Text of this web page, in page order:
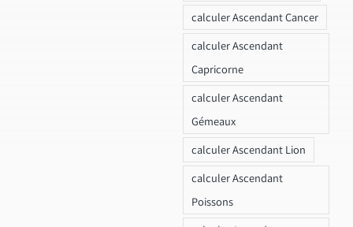
calculer Ascendant Cancer
calculer Ascendant
Capricorne
calculer Ascendant
Gémeaux
calculer Ascendant Lion
calculer Ascendant
Poissons